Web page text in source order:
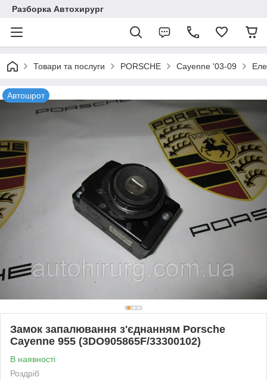
Разборка Автохирург
Товари та послуги PORSCHE Cayenne '03-09
Автошрот
Замок запалювання з'єднанням Porsche
Cayenne 955 (3DO905865F/33300102)
В наявності
Роздріб